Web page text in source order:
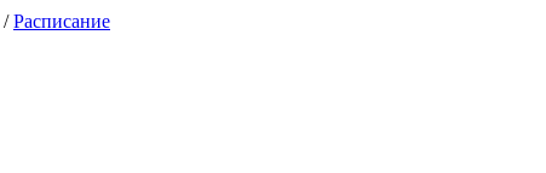
/Расписание